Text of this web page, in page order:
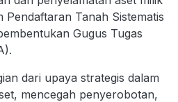
Tanah Sistematis
Gugus Tugas
dari upaya strategis dalam
mencegah penyerobotan,